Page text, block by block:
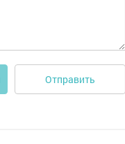
Отправить